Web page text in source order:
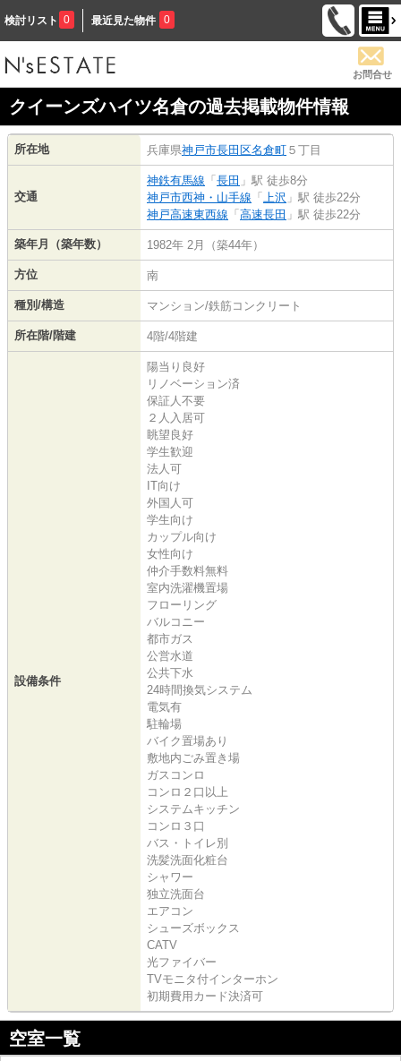
検討リスト 0 最近見た物件 0
お問合せ
クイーンズハイツ名倉の過去掲載物件情報
所在地 兵庫県神戸市長田区名倉町 ５丁目
交通
神鉄有馬線 「 長田 」駅 徒歩8分
神戸市西神・山手線 「 上沢 」駅 徒歩22分
神戸高速東西線 「 高速長田 」駅 徒歩22分
築年月（築年数） 1982年 2月（築44年）
方位 南
種別/構造 マンション/鉄筋コンクリート
所在階/階建 4階/4階建
設備条件
陽当り良好
リノベーション済
保証人不要
２人入居可
眺望良好
学生歓迎
法人可
IT向け
外国人可
学生向け
カップル向け
女性向け
仲介手数料無料
室内洗濯機置場
フローリング
バルコニー
都市ガス
公営水道
公共下水
24時間換気システム
電気有
駐輪場
バイク置場あり
敷地内ごみ置き場
ガスコンロ
コンロ２口以上
システムキッチン
コンロ３口
バス・トイレ別
洗髪洗面化粧台
シャワー
独立洗面台
エアコン
シューズボックス
CATV
光ファイバー
TVモニタ付インターホン
初期費用カード決済可
空室一覧